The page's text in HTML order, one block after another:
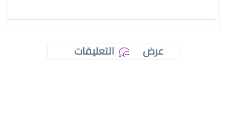
عرض التعليقات